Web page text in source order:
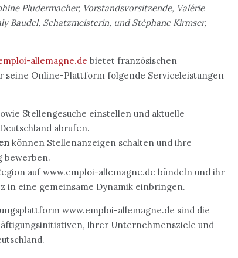
Pludermacher, Vorstandsvorsitzende, Valérie
Baudel, Schatzmeisterin, und Stéphane Kirmser,
allemagne.de bietet französischen
seine Online-Plattform folgende Serviceleistungen
Stellengesuche einstellen und aktuelle
abrufen.
können Stellenanzeigen schalten und ihre
bewerben.
aufwww.emploi-allemagne.de bündeln und ihr
in eine gemeinsame Dynamik einbringen.
www.emploi-allemagne.de sind die
Ihrer Unternehmensziele und